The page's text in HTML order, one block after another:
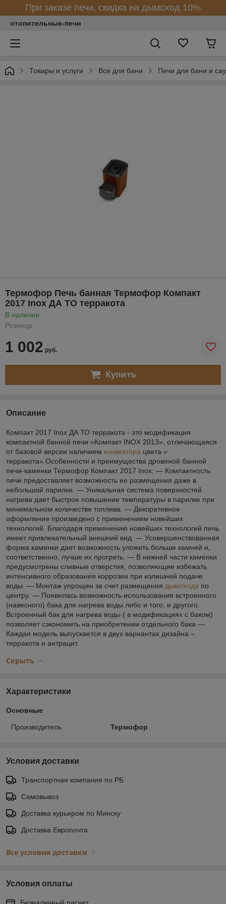
При заказе печи, скидка на дымоход 10%
отопительные-печи
Товары и услуги Все для бани Печи для бани и
Термофор Печь банная Термофор Компакт
2017 Inox ДА ТО терракота
В наличии
Розница
1 002 руб.
Купить
Описание
Компакт 2017 Inox ДА ТО терракота - это модификация
компактной банной печи «Компакт INOX 2013», отличающаяся
от базовой версии наличием конвектора цвета «
терракота».Особенности и преимущества дровяной банной
печи-каменки Термофор Компакт 2017 Inox: — Компактность
печи предоставляет возможность ее размещения даже в
небольшой парилке. — Уникальная система поверхностей
нагрева дает быстрое повышение температуры в парилке при
минимальном количестве топлива. — Декоративное
оформление произведено с применением новейших
технологий. Благодаря применению новейших технологий печь
имеет привлекательный внешний вид. — Усовершенствованная
форма каменки дает возможность уложить больше камней и,
соответственно, лучше их прогреть. — В нижней части каменки
предусмотрены сливные отверстия, позволяющие избежать
интенсивного образования коррозии при излишней подаче
воды. — Монтаж упрощен за счет размещения дымохода по
центру. — Появилась возможность использования встроенного
(навесного) бака для нагрева воды либо и того, и другого.
Встроенный бак для нагрева воды ( в модификациях с баком)
позволяет сэкономить на приобретении отдельного бака —
Каждая модель выпускается в двух вариантах дизайна –
терракота и антрацит.
Скрыть
Характеристики
Основные
Производитель Термофор
Условия доставки
Транспортная компания по РБ
Самовывоз
Доставка курьером по Минску
Доставка Европочта
Все условия доставки
Условия оплаты
Безналичный расчет